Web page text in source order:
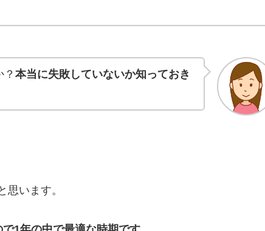
本当に失敗していないか知っておき
思います。